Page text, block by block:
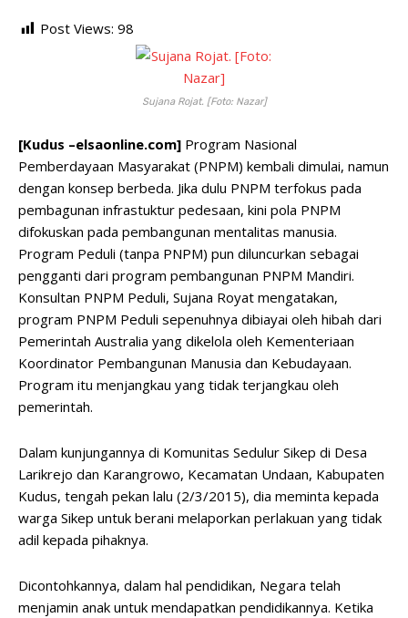
Post Views: 98
Sujana Rojat. [Foto: Nazar]
[Kudus –elsaonline.com] Program Nasional
Pemberdayaan Masyarakat (PNPM) kembali dimulai, namun
dengan konsep berbeda. Jika dulu PNPM terfokus pada
pembagunan infrastuktur pedesaan, kini pola PNPM
difokuskan pada pembangunan mentalitas manusia.
Program Peduli (tanpa PNPM) pun diluncurkan sebagai
pengganti dari program pembangunan PNPM Mandiri.
Konsultan PNPM Peduli, Sujana Royat mengatakan,
program PNPM Peduli sepenuhnya dibiayai oleh hibah dari
Pemerintah Australia yang dikelola oleh Kementeriaan
Koordinator Pembangunan Manusia dan Kebudayaan.
Program itu menjangkau yang tidak terjangkau oleh
pemerintah.
Dalam kunjungannya di Komunitas Sedulur Sikep di Desa
Larikrejo dan Karangrowo, Kecamatan Undaan, Kabupaten
Kudus, tengah pekan lalu (2/3/2015), dia meminta kepada
warga Sikep untuk berani melaporkan perlakuan yang tidak
adil kepada pihaknya.
Dicontohkannya, dalam hal pendidikan, Negara telah
menjamin anak untuk mendapatkan pendidikannya. Ketika